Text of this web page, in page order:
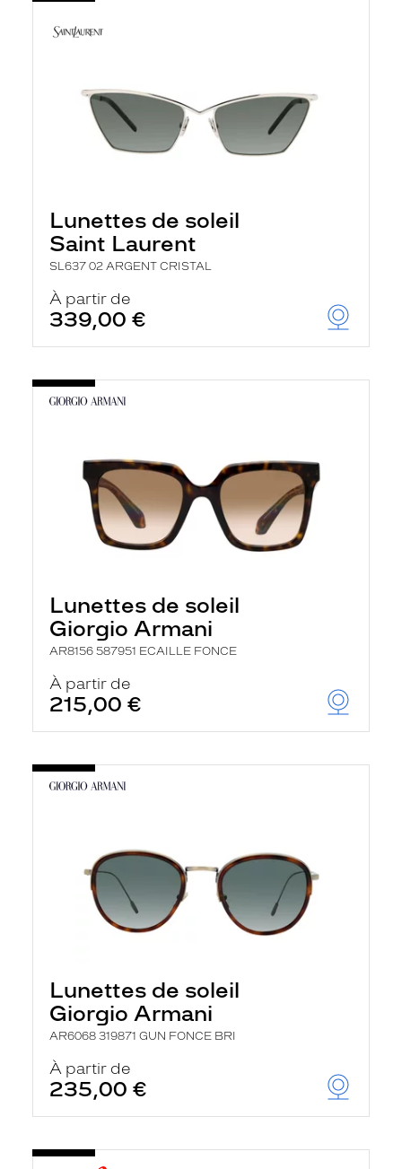
Lunettes de soleil
Saint Laurent
SL637 02 ARGENT CRISTAL
À partir de
339,00 €
Lunettes de soleil
Giorgio Armani
AR8156 587951 ECAILLE FONCE
À partir de
215,00 €
Lunettes de soleil
Giorgio Armani
AR6068 319871 GUN FONCE BRI
À partir de
235,00 €